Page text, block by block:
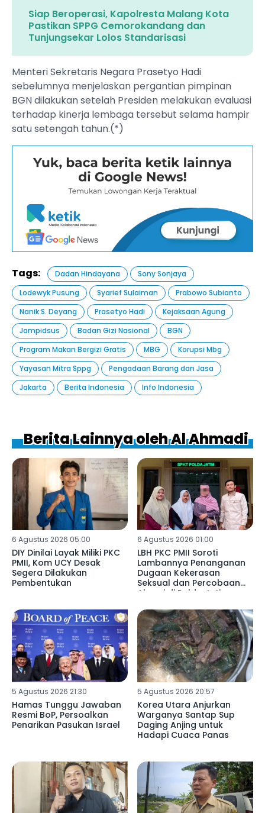
Siap Beroperasi, Kapolresta Malang Kota
Pastikan SPPG Cemorokandang dan
Tunjungsekar Lolos Standarisasi
Menteri Sekretaris Negara Prasetyo Hadi
sebelumnya menjelaskan pergantian pimpinan
BGN dilakukan setelah Presiden melakukan evaluasi
terhadap kinerja lembaga tersebut selama hampir
satu setengah tahun.(*)
Tags: Dadan Hindayana
Sony Sonjaya
Lodewyk Pusung
Syarief Sulaiman
Prabowo Subianto
Nanik S. Deyang
Prasetyo Hadi
Kejaksaan Agung
Jampidsus
Badan Gizi Nasional
BGN
Program Makan Bergizi Gratis
MBG
Korupsi Mbg
Yayasan Mitra Sppg
Pengadaan Barang dan Jasa
Jakarta
Berita Indonesia Info Indonesia
Berita Lainnya oleh Al Ahmadi
6 Agustus 2026 05:00
DIY Dinilai Layak Miliki PKC
PMII, Kom UCY Desak
Segera Dilakukan
Pembentukan
6 Agustus 2026 01:00
LBH PKC PMII Soroti
Lambannya Penanganan
Dugaan Kekerasan
Seksual dan Percobaan
Aborsi di Polda Jatim
5 Agustus 2026 21:30
Hamas Tunggu Jawaban
Resmi BoP, Persoalkan
Penarikan Pasukan Israel
5 Agustus 2026 20:57
Korea Utara Anjurkan
Warganya Santap Sup
Daging Anjing untuk
Hadapi Cuaca Panas